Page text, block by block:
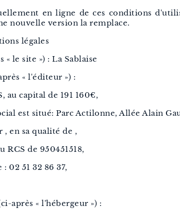
en ligne de ces conditions
nouvelle version la remplace.
légales
« le site ») : La Sablaise
« l'éditeur ») :
au capital de 191 160€,
est situé: Parc Actilonne, Allée Alain
, en sa qualité de ,
RCS de 950451518,
02 51 32 86 37,
après « l'hébergeur ») :